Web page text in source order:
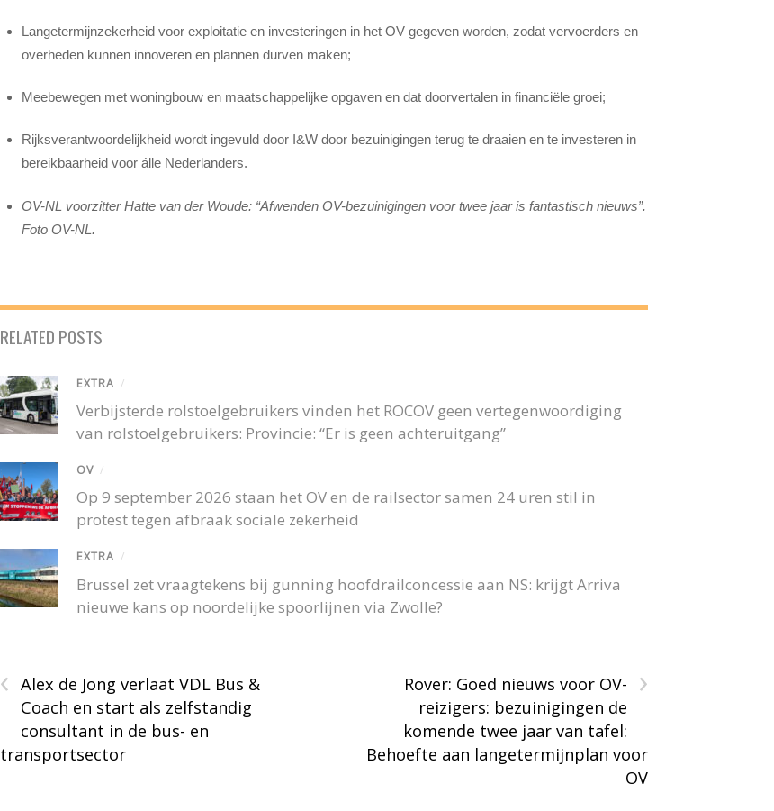
Langetermijnzekerheid voor exploitatie en investeringen in het OV gegeven worden, zodat vervoerders en
overheden kunnen innoveren en plannen durven maken;
Meebewegen met woningbouw en maatschappelijke opgaven en dat doorvertalen in financiële groei;
Rijksverantwoordelijkheid wordt ingevuld door I&W door bezuinigingen terug te draaien en te investeren in
bereikbaarheid voor álle Nederlanders.
OV-NL voorzitter Hatte van der Woude: “Afwenden OV-bezuinigingen voor twee jaar is fantastisch nieuws”.
Foto OV-NL.
RELATED POSTS
EXTRA /
Verbijsterde rolstoelgebruikers vinden het ROCOV geen vertegenwoordiging
van rolstoelgebruikers: Provincie: “Er is geen achteruitgang”
OV /
Op 9 september 2026 staan het OV en de railsector samen 24 uren stil in
protest tegen afbraak sociale zekerheid
EXTRA /
Brussel zet vraagtekens bij gunning hoofdrailconcessie aan NS: krijgt Arriva
nieuwe kans op noordelijke spoorlijnen via Zwolle?
‹ Alex de Jong verlaat VDL Bus &
Coach en start als zelfstandig
consultant in de bus- en
transportsector
›
Rover: Goed nieuws voor OV-
reizigers: bezuinigingen de
komende twee jaar van tafel:
Behoefte aan langetermijnplan voor
OV